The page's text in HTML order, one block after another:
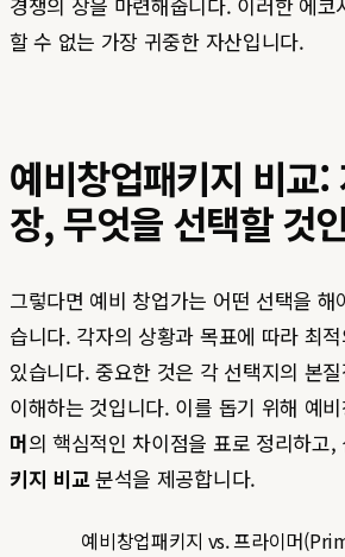
할 수 없는 가장 귀중한 자산입니다.
예비창업패키지 비교
장, 무엇을 선택할 것
그렇다면 예비 창업가는 어떤 선택을 해
습니다. 각자의 상황과 목표에 따라 최
있습니다. 중요한 것은 각 선택지의 본
이해하는 것입니다. 이를 돕기 위해 예
머의 핵심적인 차이점을 표로 정리하고,
키지 비교분석을 제공합니다.
예비창업패키지 vs. 프라이머